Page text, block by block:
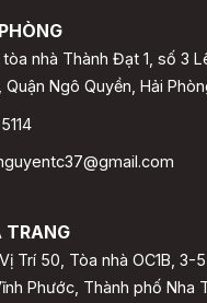
nhà Thành Đạt 1, số 3
Ngô Quyền, Hải
TRANG
Trí 50, Tòa nhà OC1B, 3-
Phước, Thành phố Nha